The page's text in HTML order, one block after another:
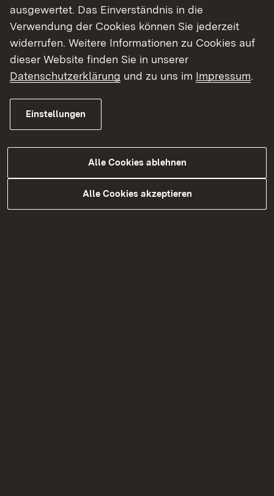
Geldwäschegesetz
Immissionsschutzgesetz
Natur- und Artenschutz
Zielabweichungsverfahren
ausgewertet. Das Einverständnis in die
Verwendung der Cookies können Sie jederzeit
widerrufen. Weitere Informationen zu Cookies auf
dieser Website finden Sie in unserer
Datenschutzerklärung und zu uns im Impressum.
Einstellungen
Alle Cookies ablehnen
Alle Cookies akzeptieren